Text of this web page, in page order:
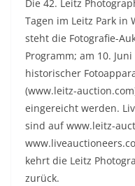
Die 42. Leitz
Tagen im Leitz Park in
steht die Fotografie-
Programm; am 10.
historischer
(www.leitz-
eingereicht werden.
sind auf www.leitz-
kehrt die Leitz
zurück.